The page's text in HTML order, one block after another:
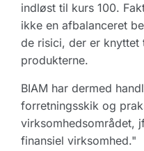
indløst til kurs 100.
ikke en afbalanceret
de risici, der er knyttet
produkterne.
BIAM har dermed
forretningsskik og
virksomhedsområdet,
finansiel virksomhed."